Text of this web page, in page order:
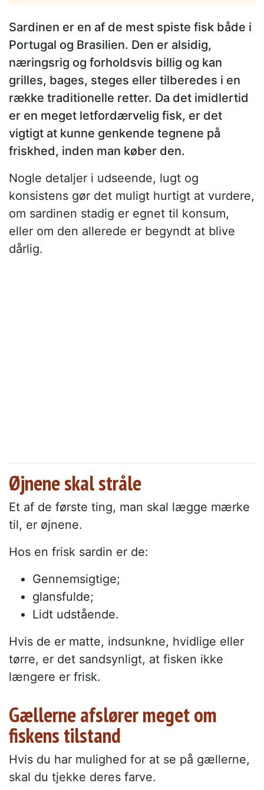
Sardinen er en af de mest spiste fisk både i
Portugal og Brasilien. Den er alsidig,
næringsrig og forholdsvis billig og kan
grilles, bages, steges eller tilberedes i en
række traditionelle retter. Da det imidlertid
er en meget letfordærvelig fisk, er det
vigtigt at kunne genkende tegnene på
friskhed, inden man køber den.
Nogle detaljer i udseende, lugt og
konsistens gør det muligt hurtigt at vurdere,
om sardinen stadig er egnet til konsum,
eller om den allerede er begyndt at blive
dårlig.
Øjnene skal stråle
Et af de første ting, man skal lægge mærke
til, er øjnene.
Hos en frisk sardin er de:
Gennemsigtige;
glansfulde;
Lidt udstående.
Hvis de er matte, indsunkne, hvidlige eller
tørre, er det sandsynligt, at fisken ikke
længere er frisk.
Gællerne afslører meget om
fiskens tilstand
Hvis du har mulighed for at se på gællerne,
skal du tjekke deres farve.